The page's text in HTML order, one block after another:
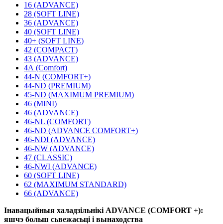
16 (ADVANCE)
28 (SOFT LINE)
36 (ADVANCE)
40 (SOFT LINE)
40+ (SOFT LINE)
42 (COMPACT)
43 (ADVANCE)
4А (Comfort)
44-N (COMFORT+)
44-ND (PREMIUM)
45-ND (MAXIMUM PREMIUM)
46 (MINI)
46 (ADVANCE)
46-NL (COMFORT)
46-ND (ADVANCE COMFORT+)
46-NDI (ADVANCE)
46-NW (ADVANCE)
47 (CLASSIC)
46-NWI (ADVANCE)
60 (SOFT LINE)
62 (MAXIMUM STANDARD)
66 (ADVANCE)
Інавацыйныя халадзільнікі ADVANCE (COMFORT +):
яшчэ больш сьвежасьці і вынаходства